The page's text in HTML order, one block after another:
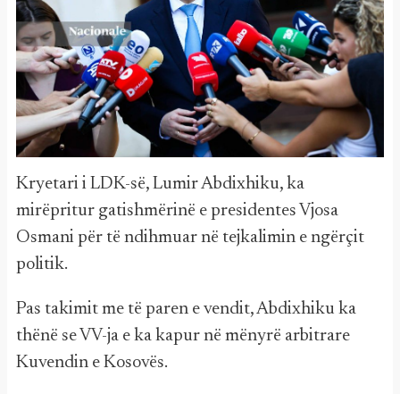
Kryetari i LDK-së, Lumir Abdixhiku, ka
mirëpritur gatishmërinë e presidentes Vjosa
Osmani për të ndihmuar në tejkalimin e ngërçit
politik.
Pas takimit me të paren e vendit, Abdixhiku ka
thënë se VV-ja e ka kapur në mënyrë arbitrare
Kuvendin e Kosovës.